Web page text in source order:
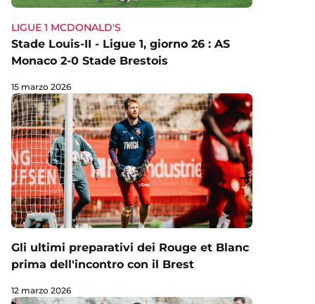
LIGUE 1 MCDONALD'S
Stade Louis-II - Ligue 1, giorno 26 : AS
Monaco 2-0 Stade Brestois
15 marzo 2026
Gli ultimi preparativi dei Rouge et Blanc
prima dell'incontro con il Brest
12 marzo 2026